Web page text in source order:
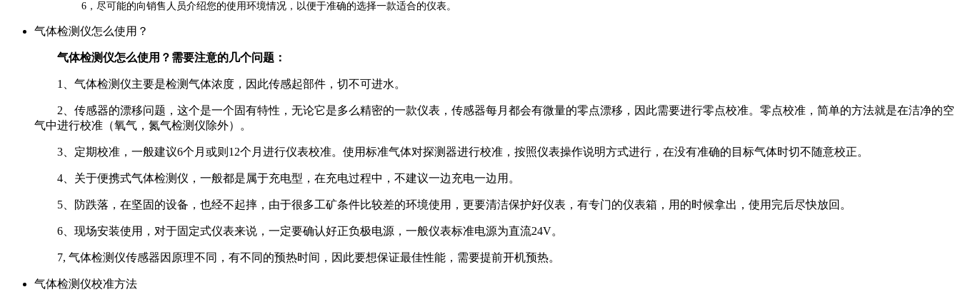
6，尽可能的向销售人员介绍您的使用环境情况，以便于准确的选择一款适合的仪表。
气体检测仪怎么使用？
气体检测仪怎么使用？需要注意的几个问题：
1、气体检测仪主要是检测气体浓度，因此传感起部件，切不可进水。
2、传感器的漂移问题，这个是一个固有特性，无论它是多么精密的一款仪表，传感器每月都会有微量的零点漂移，因此需要进行零点校准。零点校准，简单的方法就是在洁净的空
气中进行校准（氧气，氮气检测仪除外）。
3、定期校准，一般建议6个月或则12个月进行仪表校准。使用标准气体对探测器进行校准，按照仪表操作说明方式进行，在没有准确的目标气体时切不随意校正。
4、关于便携式气体检测仪，一般都是属于充电型，在充电过程中，不建议一边充电一边用。
5、防跌落，在坚固的设备，也经不起摔，由于很多工矿条件比较差的环境使用，更要清洁保护好仪表，有专门的仪表箱，用的时候拿出，使用完后尽快放回。
6、现场安装使用，对于固定式仪表来说，一定要确认好正负极电源，一般仪表标准电源为直流24V。
7, 气体检测仪传感器因原理不同，有不同的预热时间，因此要想保证最佳性能，需要提前开机预热。
气体检测仪校准方法